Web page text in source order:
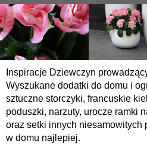
Inspiracje Dziewczyn
Wyszukane dodatki do domu i
sztuczne storczyki, francuskie
poduszki, narzuty, urocze ramki
oraz setki innych niesamowitych
w domu najlepiej.